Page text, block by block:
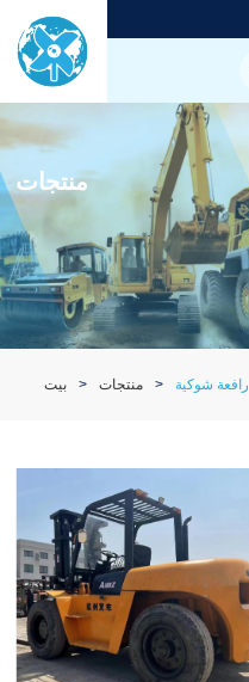
منتجات
بيت منتجات رافعة شوكية